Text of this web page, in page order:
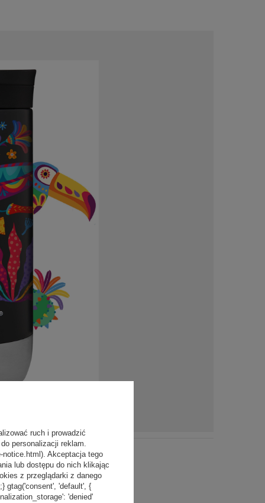
ruch i prowadzić
personalizacji reklam.
Akceptacja tego
lub dostępu do nich klikając
z przeglądarki z danego
gtag('consent', 'default', {
'denied'